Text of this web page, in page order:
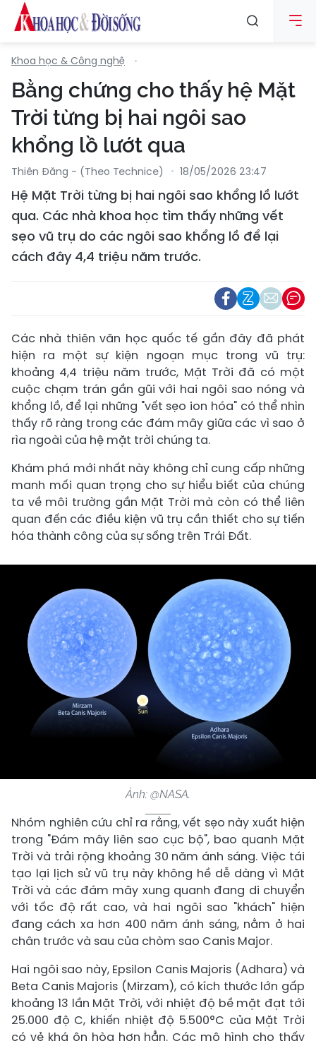
Khoa học & Công nghệ
Bằng chứng cho thấy hệ Mặt
Trời từng bị hai ngôi sao
khổng lồ lướt qua
Thiên Đăng - (Theo Technice) 18/05/2026 23:47
Hệ Mặt Trời từng bị hai ngôi sao khổng lồ lướt
qua. Các nhà khoa học tìm thấy những vết
sẹo vũ trụ do các ngôi sao khổng lồ để lại
cách đây 4,4 triệu năm trước.
Các nhà thiên văn học quốc tế gần đây đã phát
hiện ra một sự kiện ngoạn mục trong vũ trụ:
khoảng 4,4 triệu năm trước, Mặt Trời đã có một
cuộc chạm trán gần gũi với hai ngôi sao nóng và
khổng lồ, để lại những "vết sẹo ion hóa" có thể nhìn
thấy rõ ràng trong các đám mây giữa các vì sao ở
rìa ngoài của hệ mặt trời chúng ta.
Khám phá mới nhất này không chỉ cung cấp những
manh mối quan trọng cho sự hiểu biết của chúng
ta về môi trường gần Mặt Trời mà còn có thể liên
quan đến các điều kiện vũ trụ cần thiết cho sự tiến
hóa thành công của sự sống trên Trái Đất.
Ảnh: @NASA.
Nhóm nghiên cứu chỉ ra rằng, vết sẹo này xuất hiện
trong "Đám mây liên sao cục bộ", bao quanh Mặt
Trời và trải rộng khoảng 30 năm ánh sáng. Việc tái
tạo lại lịch sử vũ trụ này không hề dễ dàng vì Mặt
Trời và các đám mây xung quanh đang di chuyển
với tốc độ rất cao, và hai ngôi sao "khách" hiện
đang cách xa hơn 400 năm ánh sáng, nằm ở hai
chân trước và sau của chòm sao Canis Major.
Hai ngôi sao này, Epsilon Canis Majoris (Adhara) và
Beta Canis Majoris (Mirzam), có kích thước lớn gấp
khoảng 13 lần Mặt Trời, với nhiệt độ bề mặt đạt tới
25.000 độ C, khiến nhiệt độ 5.500°C của Mặt Trời
có vẻ khá ôn hòa hơn hẳn. Các mô hình cho thấy